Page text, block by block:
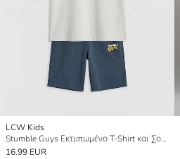
LCW Kids
Stumble Guys Εκτυπωμένο T-Shirt και Σορτς για αγόρια
16.99 EUR